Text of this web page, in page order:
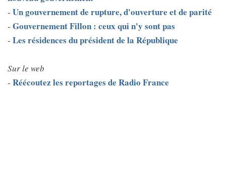
- Un gouvernement de rupture, d'ouverture et de parité
- Gouvernement Fillon : ceux qui n'y sont pas
- Les résidences du président de la République
Sur le web
- Réécoutez les reportages de Radio France